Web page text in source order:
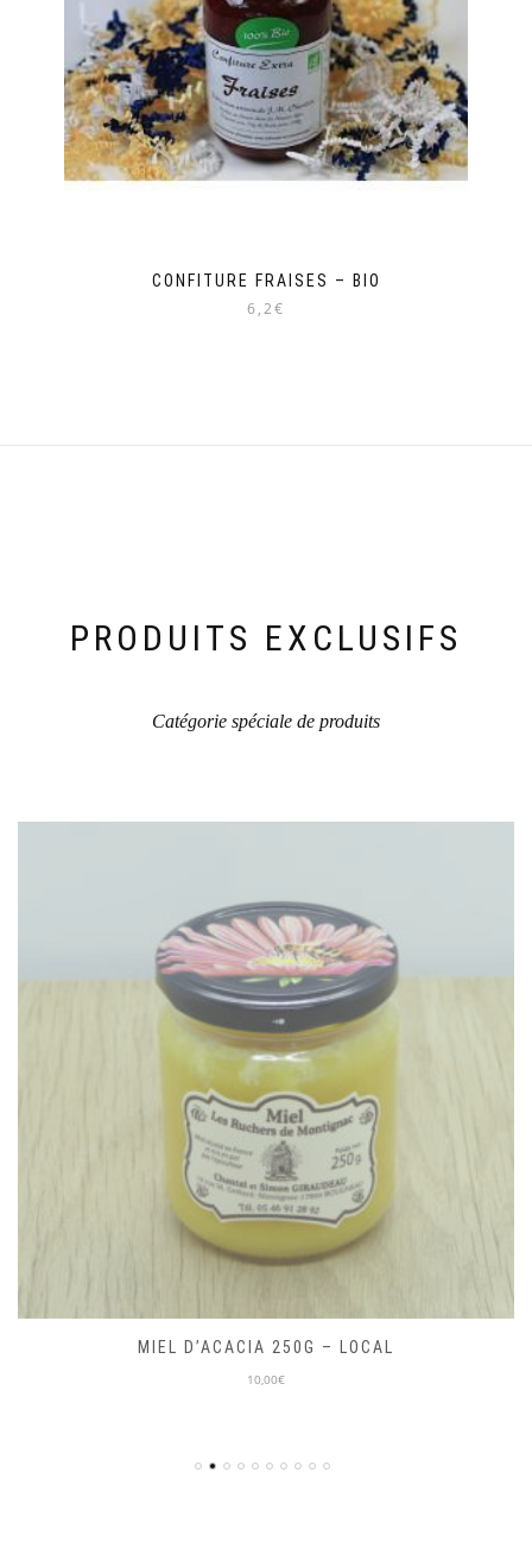
CONFITURE FRAISES – BIO
6,2€
PRODUITS EXCLUSIFS
Catégorie spéciale de produits
MIEL D’ACACIA 250G – LOCAL
10,00€